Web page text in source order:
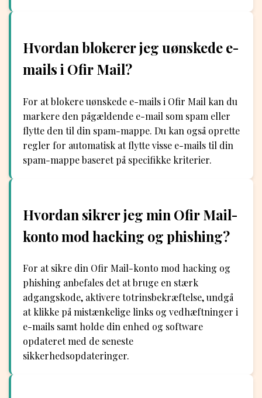
Hvordan blokerer jeg uønskede e-
mails i Ofir Mail?
For at blokere uønskede e-mails i Ofir Mail kan du
markere den pågældende e-mail som spam eller
flytte den til din spam-mappe. Du kan også oprette
regler for automatisk at flytte visse e-mails til din
spam-mappe baseret på specifikke kriterier.
Hvordan sikrer jeg min Ofir Mail-
konto mod hacking og phishing?
For at sikre din Ofir Mail-konto mod hacking og
phishing anbefales det at bruge en stærk
adgangskode, aktivere totrinsbekræftelse, undgå
at klikke på mistænkelige links og vedhæftninger i
e-mails samt holde din enhed og software
opdateret med de seneste
sikkerhedsopdateringer.